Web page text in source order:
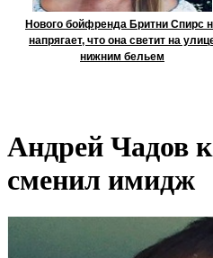
Нового бойфренда Бритни Спирс
напрягает, что она светит на
нижним бельем
Андрей Чадов
сменил имидж